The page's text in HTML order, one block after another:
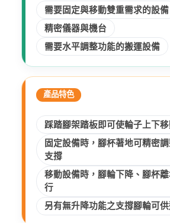
需要固定與移動雙重需求的設備
精密儀器與機台
需要水平調整功能的搬運設備
產品特色
踩踏腳架踏板即可使輪子上下
固定設備時，腳杯著地可精密
支撐
移動設備時，腳輪下降、腳杯
行
另有無升降功能之支撐腳輪可